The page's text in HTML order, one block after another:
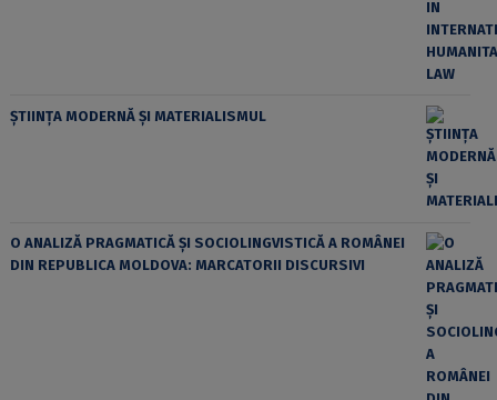
ȘTIINȚA MODERNĂ ȘI MATERIALISMUL
O ANALIZĂ PRAGMATICĂ ȘI SOCIOLINGVISTICĂ A ROMÂNEI
DIN REPUBLICA MOLDOVA: MARCATORII DISCURSIVI